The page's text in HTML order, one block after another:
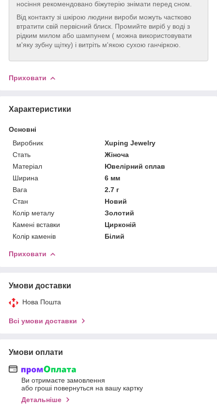
носіння рекомендовано біжутерію знімати перед сном.
Від контакту зі шкірою людини вироби можуть частково
втратити свій первісний блиск. Промийте виріб у воді з
рідким милом або шампунем ( можна використовувати
м'яку зубну щітку) і витріть м'якою сухою ганчіркою.
Приховати
Характеристики
Основні
Виробник
Xuping Jewelry
Стать
Жіноча
Матеріал
Ювелірний сплав
Ширина
6 мм
Вага
2.7 г
Стан
Новий
Колір металу
Золотий
Камені вставки
Цирконій
Колір каменів
Білий
Приховати
Умови доставки
Нова Пошта
Всі умови доставки
Умови оплати
Ви отримаєте замовлення
або гроші повернуться на вашу картку
Детальніше